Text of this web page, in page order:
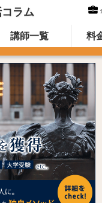
ラム
Weblio英会話コ
講師一覧 料